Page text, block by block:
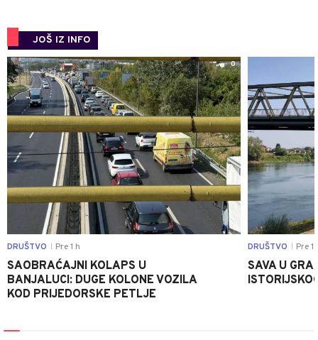
JOŠ IZ INFO
0
DRUŠTVO Pre 1 h
SAOBRAĆAJNI KOLAPS U
BANJALUCI: DUGE KOLONE VOZILA
KOD PRIJEDORSKE PETLJE
DRUŠTVO Pre 1
SAVA U